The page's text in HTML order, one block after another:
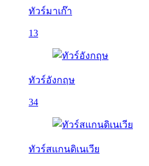
ทัวร์มาเก๊า
13
ทัวร์อังกฤษ
34
ทัวร์สแกนดิเนเวีย